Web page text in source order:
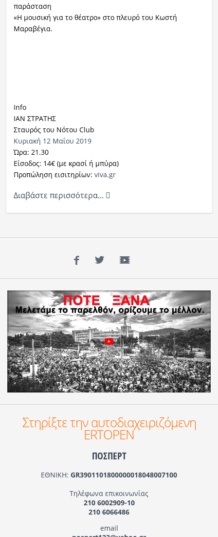
παράσταση
«Η μουσική για το θέατρο» στο πλευρό του Κωστή
Μαραβέγια.
Info
IAN ΣΤΡΑΤΗΣ
Σταυρός του Νότου Club
Κυριακή 12 Μαΐου 2019
Ώρα: 21.30
Είσοδος: 14€ (με κρασί ή μπύρα)
Προπώληση εισιτηρίων: viva.gr
Διαβάστε περισσότερα...
Facebook
TwitterYouTube
Στηρίξτε την αυτοδιαχειριζόμενη
ERTOPEN
ΠΟΣΠΕΡΤ
ΕΘΝΙΚΗ: GR3901101800000018048007100
Τηλέφωνα επικοινωνίας
210 6002909-10
210 6066486
email